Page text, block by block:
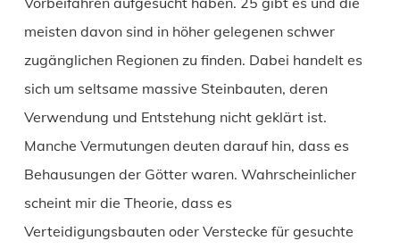
meisten davon sind in höher gelegenen schwer
zugänglichen Regionen zu finden. Dabei handelt es
sich um seltsame massive Steinbauten, deren
Verwendung und Entstehung nicht geklärt ist.
Manche Vermutungen deuten darauf hin, dass es
Behausungen der Götter waren. Wahrscheinlicher
scheint mir die Theorie, dass es
Verteidigungsbauten oder Verstecke für gesuchte